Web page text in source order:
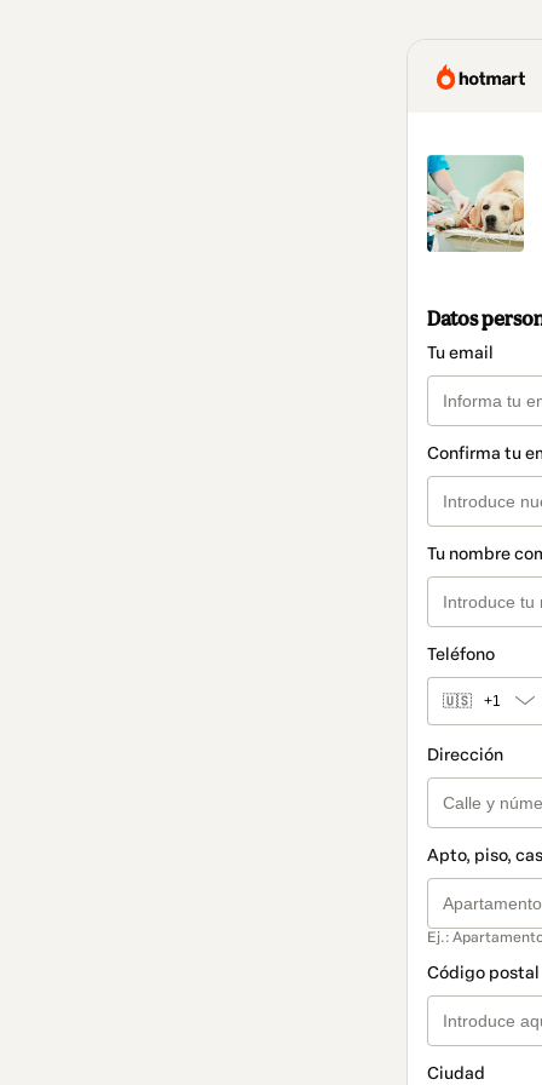
Datos
Tu email
Confirma tu
Tu nombre
Teléfono
🇺🇸 +1
Dirección
Apto, piso,
Ej.:
Código postal
Ciudad